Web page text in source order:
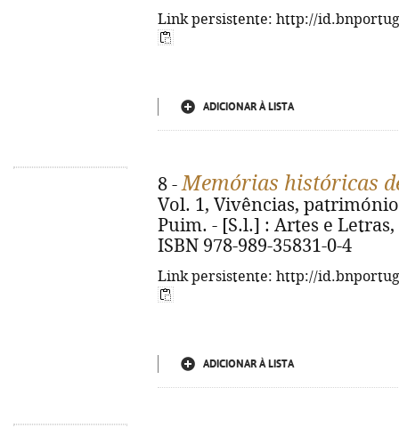
Link persistente: http://
ADICIONAR À LISTA
8 -Memórias históricas
Vol. 1, Vivências,
Puim. - [S.l.] : Artes e Letras,
ISBN 978-989-35831-0-4
Link persistente: http://
ADICIONAR À LISTA